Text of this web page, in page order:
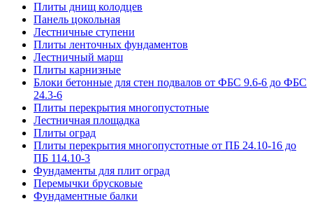
Плиты днищ колодцев
Панель цокольная
Лестничные ступени
Плиты ленточных фундаментов
Лестничный марш
Плиты карнизные
Блоки бетонные для стен подвалов от ФБС 9.6-6 до ФБС
24.3-6
Плиты перекрытия многопустотные
Лестничная площадка
Плиты оград
Плиты перекрытия многопустотные от ПБ 24.10-16 до
ПБ 114.10-3
Фундаменты для плит оград
Перемычки брусковые
Фундаментные балки